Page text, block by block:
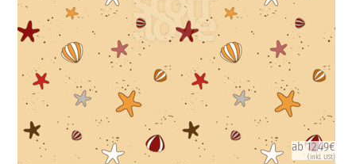
ab 12.49€
(inkl. USt)